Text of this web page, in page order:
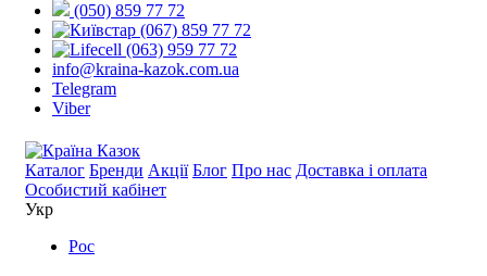
(050) 859 77 72
(067) 859 77 72
(063) 959 77 72
info@kraina-kazok.com.ua
Telegram
Viber
Каталог Бренди Акції Блог Про нас Доставка і оплата
Особистий кабінет
Укр
Рос